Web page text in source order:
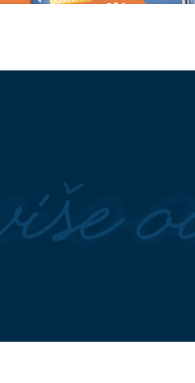
izazvala reakcije:
druga kuća ima ovo pored